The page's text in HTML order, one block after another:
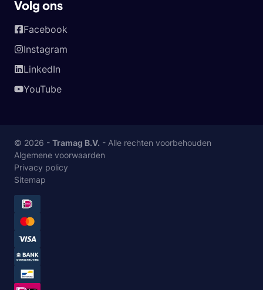
Volg ons
Facebook
Instagram
LinkedIn
YouTube
© 2026 - Tramag B.V. - Alle rechten voorbehouden
Algemene voorwaarden
Privacy policy
Sitemap